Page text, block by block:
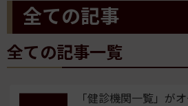
インスリン製剤 薬物療法
合併症 ガイドライン
全ての記事
全ての記事一覧
「健診機関一覧」が